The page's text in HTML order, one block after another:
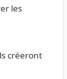
les
créeront